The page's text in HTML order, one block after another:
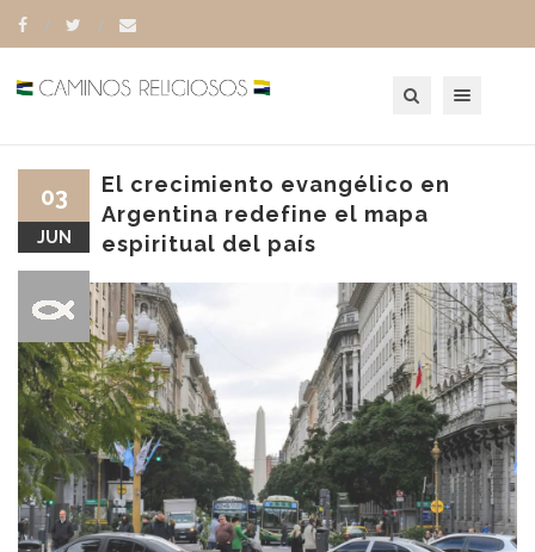
El crecimiento evangélico en
Argentina redefine el mapa
espiritual del país
03
JUN